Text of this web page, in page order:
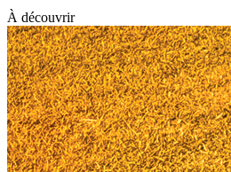
À découvrir